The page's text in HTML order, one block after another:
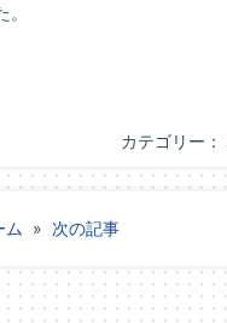
カテゴリー：
ム » 次の記事